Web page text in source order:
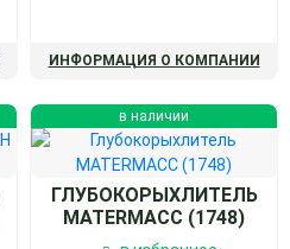
ИНФОРМАЦИЯ О КОМПАНИИ
в наличии
ГЛУБОКОРЫХЛИТЕЛЬ
MATERMACC (1748)